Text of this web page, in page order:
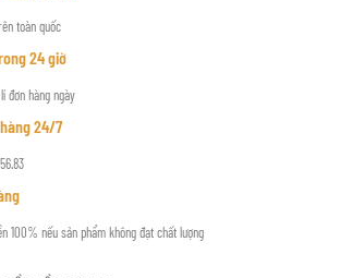
toàn quốc
24 giờ
đơn hàng ngày
24/7
100% nếu sản phẩm không đạt chất lượng